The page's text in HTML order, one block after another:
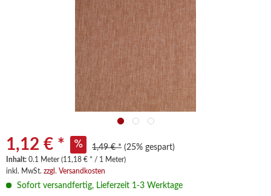
1,12 € * 1,49 € * (25% gespart)
Inhalt: 0.1 Meter (11,18 € * / 1 Meter)
inkl. MwSt. zzgl. Versandkosten
Sofort versandfertig, Lieferzeit 1-3 Werktage